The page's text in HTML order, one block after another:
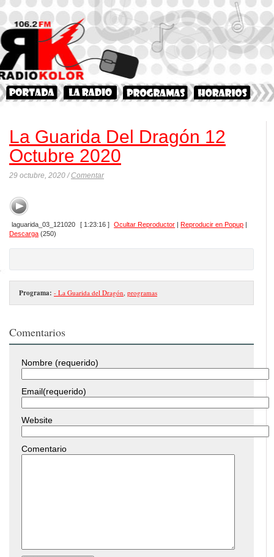
La Guarida Del Dragón 12
Octubre 2020
29 octubre, 2020 /Comentar
laguarida_03_121020 [ 1:23:16 ] Ocultar Reproductor |Reproducir en Popup |
Descarga (250)
Programa: - La Guarida del Dragón programas
Comentarios
Nombre (requerido)
Email(requerido)
Website
Comentario